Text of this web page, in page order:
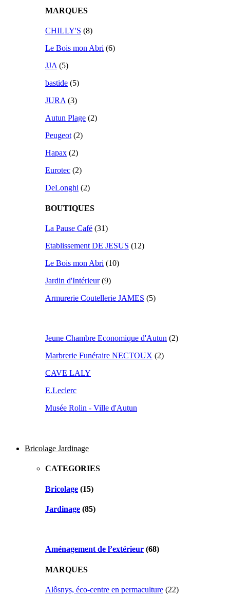
MARQUES
CHILLY'S (8)
Le Bois mon Abri (6)
JJA(5)
bastide (5)
JURA(3)
Autun Plage (2)
Peugeot(2)
Hapax (2)
Eurotec (2)
DeLonghi (2)
BOUTIQUES
La Pause Café (31)
Etablissement DE JESUS (12)
Le Bois mon Abri (10)
Jardin d'Intérieur(9)
Armurerie Coutellerie JAMES (5)
Jeune Chambre Economique d'Autun (2)
Marbrerie Funéraire NECTOUX (2)
CAVE LALY
E.Leclerc
Musée Rolin - Ville d'Autun
Bricolage Jardinage
CATEGORIES
Bricolage (15)
Jardinage (85)
Aménagement de l’extérieur (68)
MARQUES
Alôsnys, éco-centre en permaculture (22)